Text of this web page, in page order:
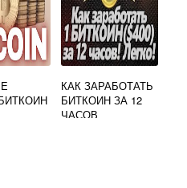
КАК ЗАРАБОТАТЬ
БИТКОИН ЗА 12
ЧАСОВ